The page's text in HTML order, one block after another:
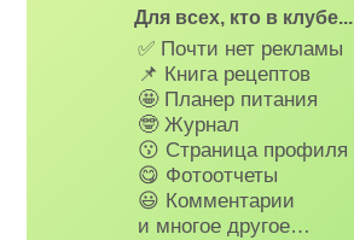
Для всех, кто в клубе...
✅ Почти нет рекламы
📌 Книга рецептов
🤩 Планер питания
🤓 Журнал
😗 Страница профиля
😋 Фотоотчеты
😃 Комментарии
и многое другое…